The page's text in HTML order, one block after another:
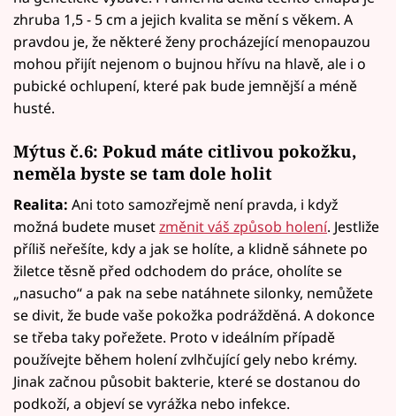
zhruba 1,5 - 5 cm a jejich kvalita se mění s věkem. A
pravdou je, že některé ženy procházející menopauzou
mohou přijít nejenom o bujnou hřívu na hlavě, ale i o
pubické ochlupení, které pak bude jemnější a méně
husté.
Mýtus č.6: Pokud máte citlivou pokožku,
neměla byste se tam dole holit
Realita: Ani toto samozřejmě není pravda, i když
možná budete musetzměnit váš způsob holení. Jestliže
příliš neřešíte, kdy a jak se holíte, a klidně sáhnete po
žiletce těsně před odchodem do práce, oholíte se
„nasucho“ a pak na sebe natáhnete silonky, nemůžete
se divit, že bude vaše pokožka podrážděná. A dokonce
se třeba taky pořežete. Proto v ideálním případě
používejte během holení zvlhčující gely nebo krémy.
Jinak začnou působit bakterie, které se dostanou do
podkoží, a objeví se vyrážka nebo infekce.